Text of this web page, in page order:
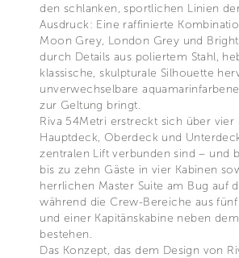
den schlanken, sportlichen Linien
Ausdruck: Eine raffinierte
Moon Grey, London Grey und
durch Details aus poliertem Stahl,
klassische, skulpturale Silhouette
unverwechselbare
zur Geltung bringt.
Riva 54Metri erstreckt sich über vier
Hauptdeck, Oberdeck und
zentralen Lift verbunden sind – und
bis zu zehn Gäste in vier Kabinen
herrlichen Master Suite am Bug auf
während die Crew-Bereiche aus
und einer Kapitänskabine neben
bestehen.
Das Konzept, das dem Design von